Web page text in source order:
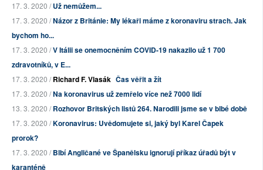
17. 3. 2020 /Už nemůžem...
17. 3. 2020 /Názor z Británie: My lékaři máme z koronaviru strach. Jak
bychom ho...
17. 3. 2020 /V Itálii se onemocněním COVID-19 nakazilo už 1 700
zdravotníků, v E...
17. 3. 2020 /Richard F. Vlasák Čas věřit a žít
17. 3. 2020 /Na koronavirus už zemřelo více než 7000 lidí
13. 3. 2020 /Rozhovor Britských listů 264. Narodili jsme se v blbé době
17. 3. 2020 /Koronavirus: Uvědomujete si, jaký byl Karel Čapek
prorok?
17. 3. 2020 /Blbí Angličané ve Španělsku ignorují příkaz úřadů být v
karanténě